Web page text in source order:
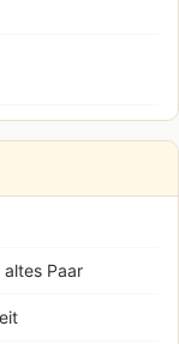
altes Paar